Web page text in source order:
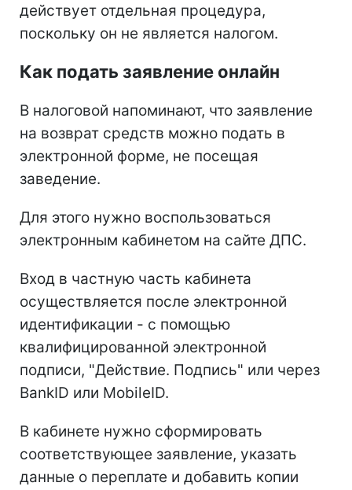
действует отдельная процедура,
поскольку он не является налогом.
Как подать заявление онлайн
В налоговой напоминают, что заявление
на возврат средств можно подать в
электронной форме, не посещая
заведение.
Для этого нужно воспользоваться
электронным кабинетом на сайте ДПС.
Вход в частную часть кабинета
осуществляется после электронной
идентификации - с помощью
квалифицированной электронной
подписи, "Действие. Подпись" или через
BankID или MobileID.
В кабинете нужно сформировать
соответствующее заявление, указать
данные о переплате и добавить копии